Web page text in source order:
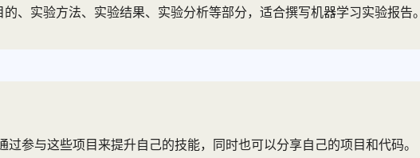
、实验方法、实验结果、实验分析等部分，适合撰写机器学习实验报告。
参与这些项目来提升自己的技能，同时也可以分享自己的项目和代码。